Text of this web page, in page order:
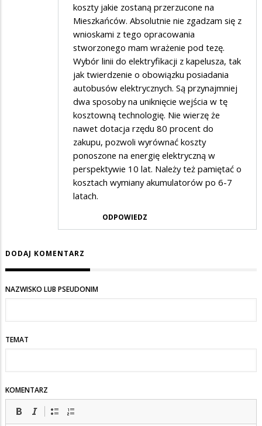
koszty jakie zostaną przerzucone na
Mieszkańców. Absolutnie nie zgadzam się z
wnioskami z tego opracowania
stworzonego mam wrażenie pod tezę.
Wybór linii do elektryfikacji z kapelusza, tak
jak twierdzenie o obowiązku posiadania
autobusów elektrycznych. Są przynajmniej
dwa sposoby na uniknięcie wejścia w tę
kosztowną technologię. Nie wierzę że
nawet dotacja rzędu 80 procent do
zakupu, pozwoli wyrównać koszty
ponoszone na energię elektryczną w
perspektywie 10 lat. Należy też pamiętać o
kosztach wymiany akumulatorów po 6-7
latach.
ODPOWIEDZ
DODAJ KOMENTARZ
NAZWISKO LUB PSEUDONIM
TEMAT
KOMENTARZ